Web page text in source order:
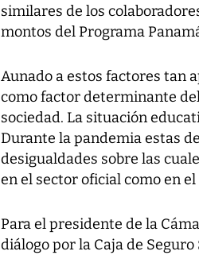
similares de los
montos del Programa
Aunado a estos factores tan
como factor determinante
sociedad. La situación
Durante la pandemia estas
desigualdades sobre las
en el sector oficial como en
Para el presidente de la
diálogo por la Caja de